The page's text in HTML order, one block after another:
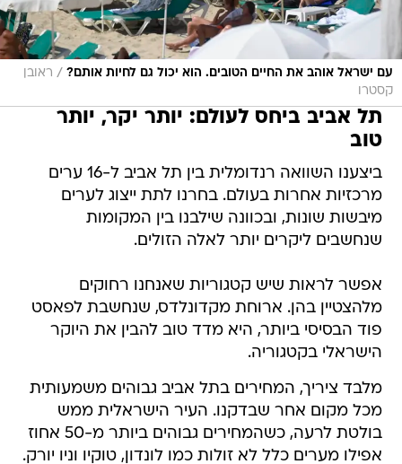
עם ישראל אוהב את החיים הטובים. הוא יכול גם לחיות אותם? / ראובן
קסטרו
תל אביב ביחס לעולם: יותר יקר, יותר
טוב
ביצענו השוואה רנדומלית בין תל אביב ל-16 ערים
מרכזיות אחרות בעולם. בחרנו לתת ייצוג לערים
מיבשות שונות, ובכוונה שילבנו בין המקומות
שנחשבים ליקרים יותר לאלה הזולים.
אפשר לראות שיש קטגוריות שאנחנו רחוקים
מלהצטיין בהן. ארוחת מקדונלדס, שנחשבת לפאסט
פוד הבסיסי ביותר, היא מדד טוב להבין את היוקר
הישראלי בקטגוריה.
מלבד ציריך, המחירים בתל אביב גבוהים משמעותית
מכל מקום אחר שבדקנו. העיר הישראלית ממש
בולטת לרעה, כשהמחירים גבוהים ביותר מ-50 אחוז
אפילו מערים כלל לא זולות כמו לונדון, טוקיו וניו יורק.